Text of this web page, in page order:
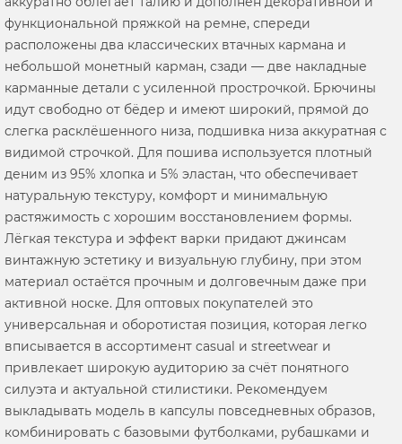
функциональной пряжкой на ремне, спереди
расположены два классических втачных кармана и
небольшой монетный карман, сзади — две накладные
карманные детали с усиленной прострочкой. Брючины
идут свободно от бёдер и имеют широкий, прямой до
слегка расклёшенного низа, подшивка низа аккуратная с
видимой строчкой. Для пошива используется плотный
деним из 95% хлопка и 5% эластан, что обеспечивает
натуральную текстуру, комфорт и минимальную
растяжимость с хорошим восстановлением формы.
Лёгкая текстура и эффект варки придают джинсам
винтажную эстетику и визуальную глубину, при этом
материал остаётся прочным и долговечным даже при
активной носке. Для оптовых покупателей это
универсальная и оборотистая позиция, которая легко
вписывается в ассортимент casual и streetwear и
привлекает широкую аудиторию за счёт понятного
силуэта и актуальной стилистики. Рекомендуем
выкладывать модель в капсулы повседневных образов,
комбинировать с базовыми футболками, рубашками и